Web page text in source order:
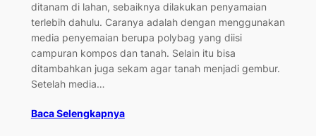
ditanam di lahan, sebaiknya dilakukan penyamaian
terlebih dahulu. Caranya adalah dengan menggunakan
media penyemaian berupa polybag yang diisi
campuran kompos dan tanah. Selain itu bisa
ditambahkan juga sekam agar tanah menjadi gembur.
Setelah media…
Baca Selengkapnya